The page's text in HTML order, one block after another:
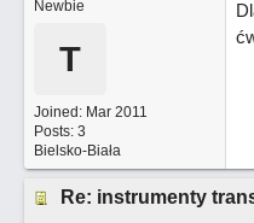
Newbie
T
Joined: Mar 2011
Posts: 3
Bielsko-Biała
Re: instrumenty